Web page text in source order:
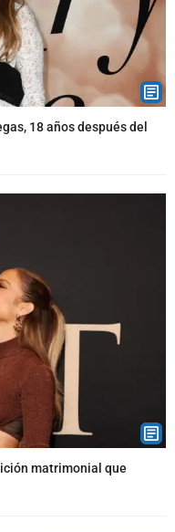
18 años después del
matrimonial que